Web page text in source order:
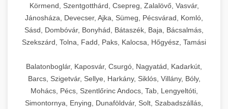
Körmend, Szentgotthárd, Csepreg, Zalalövő, Vasvár,
Jánosháza, Devecser, Ajka, Sümeg, Pécsvárad, Komló,
Sásd, Dombóvár, Bonyhád, Bátaszék, Baja, Bácsalmás,
Szekszárd, Tolna, Fadd, Paks, Kalocsa, Hőgyész, Tamási
Balatonboglár, Kaposvár, Csurgó, Nagyatád, Kadarkút,
Barcs, Szigetvár, Sellye, Harkány, Siklós, Villány, Bóly,
Mohács, Pécs, Szentlőrinc Andocs, Tab, Lengyeltóti,
Simontornya, Enying, Dunaföldvár, Solt, Szabadszállás,